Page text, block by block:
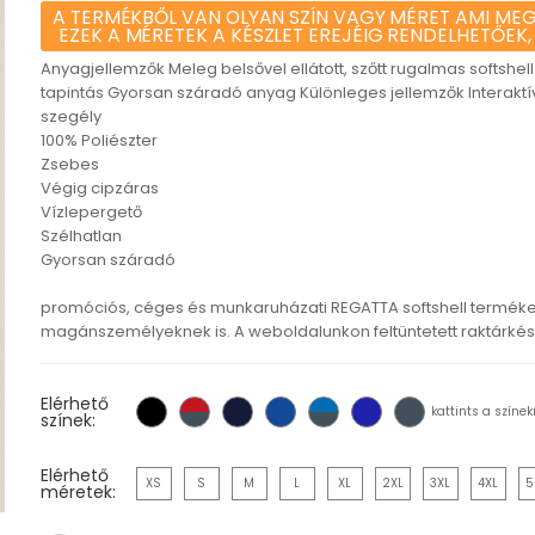
A TERMÉKBŐL VAN OLYAN SZÍN VAGY MÉRET AMI
EZEK A MÉRETEK A KÉSZLET EREJÉIG
Anyagjellemzők Meleg belsővel ellátott, szőtt rugalmas
tapintás Gyorsan száradó anyag Különleges jellemzők
szegély
100% Poliészter
Zsebes
Végig cipzáras
Vízlepergető
Szélhatlan
Gyorsan száradó
promóciós, céges és munkaruházati REGATTA softshell
magánszemélyeknek is. A weboldalunkon feltüntetett
Elérhető
színek: kattints a
Elérhető
méretek: XS S M L XL 2XL 3XL 4XL